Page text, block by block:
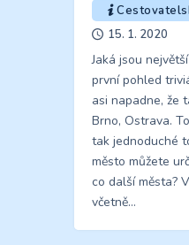
15. 1. 2020
Jaká jsou
první pohled
asi napadne, že
Brno, Ostrava.
tak jednoduché
město můžete
co další města?
včetně…